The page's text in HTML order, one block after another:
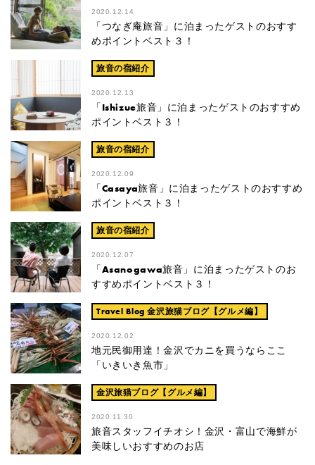
2020.12.14
「つなぎ庵旅音」に泊まったゲストのおすす
めポイントベスト３！
旅音の宿紹介
2020.12.13
「Ishizue旅音」に泊まったゲストのおすすめ
ポイントベスト３！
旅音の宿紹介
2020.12.09
「Casaya旅音」に泊まったゲストのおすすめ
ポイントベスト３！
旅音の宿紹介
2020.12.07
「Asanogawa旅音」に泊まったゲストのお
すすめポイントベスト３！
Travel Blog 金沢旅猫ブログ【グルメ編】
2020.12.02
地元民御用達！金沢でカニを買うならここ
「いきいき魚市」
金沢旅猫ブログ【グルメ編】
2020.11.30
旅音スタッフイチオシ！金沢・富山で海鮮が
美味しいおすすめのお店